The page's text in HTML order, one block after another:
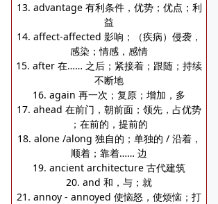
13. advantage 有利条件，优势；优点；利
益
14. affect-affected 影响；（疾病）侵袭，
感染；情感，感情
15. after 在…… 之后；紧接着；跟随；持续
不断地
16. again 再一次；复原；增加，多
17. ahead 在前门，朝前面；领先，占优势
；在前的，提前的
18. alone /along 独自的；单独的 / 沿着，
顺着；靠着…… 边
19. ancient architecture 古代建筑
20. and 和，与；就
21. annoy - annoyed 使恼怒，使烦恼；打